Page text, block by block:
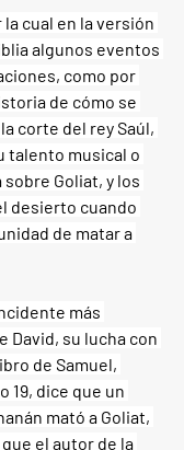
cual en la versión
algunos eventos
como por
de cómo se
corte del rey Saúl,
talento musical o
Goliat, y los
desierto cuando
de matar a
más
David, su lucha con
de Samuel,
19, dice que un
mató a Goliat,
el autor de la